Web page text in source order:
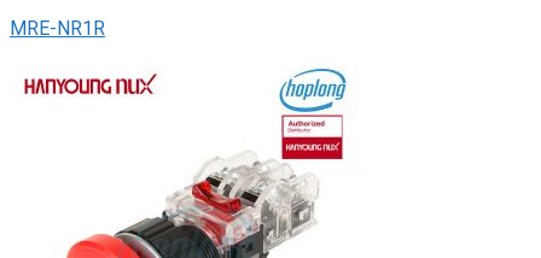
MRE-NR1R